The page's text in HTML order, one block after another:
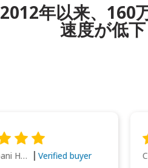
2012年以来、160
速度が低
Whanaupani Henry Joseph Macown Verified buyer